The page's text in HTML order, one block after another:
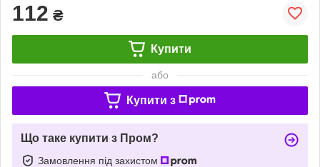
112 ₴
Купити
або
Купити з
Що таке купити з Пром?
Замовлення під захистом